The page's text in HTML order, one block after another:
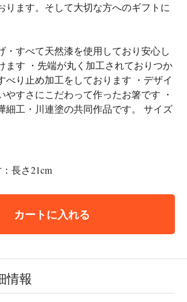
ります。そして大切な方へのギフトに
・すべて天然漆を使用しており安心し
ます ・先端が丸く加工されておりつか
べり止め加工をしております ・デザイ
やすさにこだわって作ったお箸です ・
細工・川連塗の共同作品です。 サイズ
長さ21cm
カートに入れる
情報